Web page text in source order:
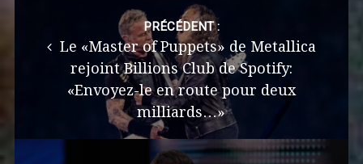
PRÉCÉDENT :
Le «Master of Puppets» de Metallica
rejoint Billions Club de Spotify:
«Envoyez-le en route pour deux
milliards…»